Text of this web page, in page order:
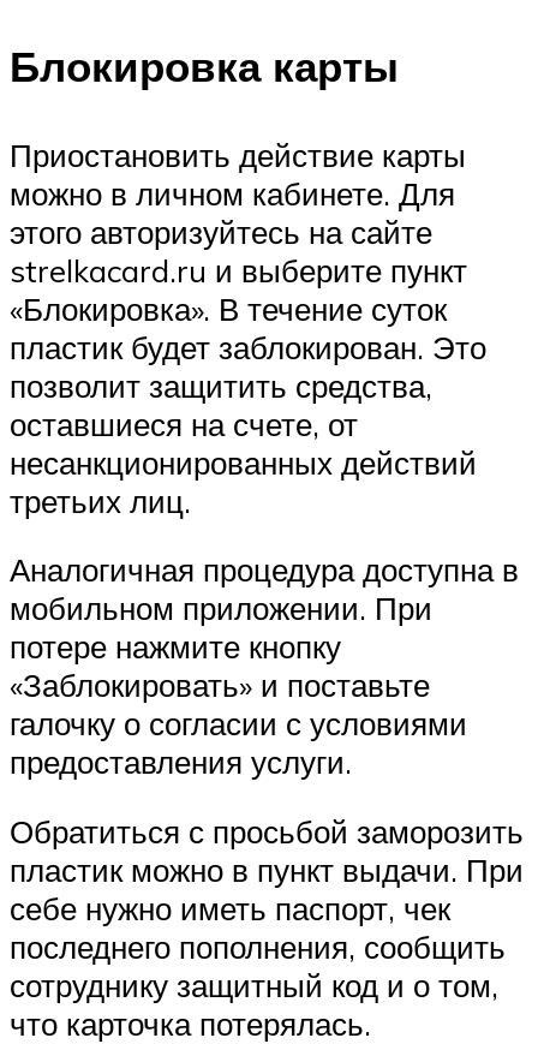
Блокировка карты
Приостановить действие карты
можно в личном кабинете. Для
этого авторизуйтесь на сайте
strelkacard.ru и выберите пункт
«Блокировка». В течение суток
пластик будет заблокирован. Это
позволит защитить средства,
оставшиеся на счете, от
несанкционированных действий
третьих лиц.
Аналогичная процедура доступна в
мобильном приложении. При
потере нажмите кнопку
«Заблокировать» и поставьте
галочку о согласии с условиями
предоставления услуги.
Обратиться с просьбой заморозить
пластик можно в пункт выдачи. При
себе нужно иметь паспорт, чек
последнего пополнения, сообщить
сотруднику защитный код и о том,
что карточка потерялась.